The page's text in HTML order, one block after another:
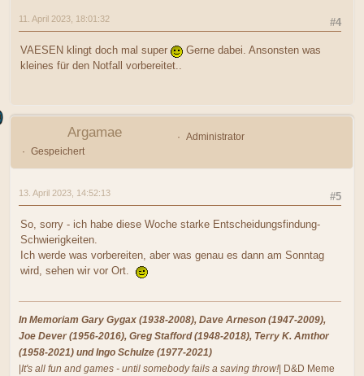
#4
11. April 2023, 18:01:32
VAESEN klingt doch mal super
Gerne dabei. Ansonsten was
kleines für den Notfall vorbereitet..
Argamae
Administrator
Gespeichert
#5
13. April 2023, 14:52:13
So, sorry - ich habe diese Woche starke Entscheidungsfindung-
Schwierigkeiten.
Ich werde was vorbereiten, aber was genau es dann am Sonntag
wird, sehen wir vor Ort.
In Memoriam Gary Gygax (1938-2008), Dave Arneson (1947-2009),
Joe Dever (1956-2016), Greg Stafford (1948-2018), Terry K. Amthor
(1958-2021) und Ingo Schulze (1977-2021)
It's all fun and games - until somebody fails a saving throw! | D&D Meme